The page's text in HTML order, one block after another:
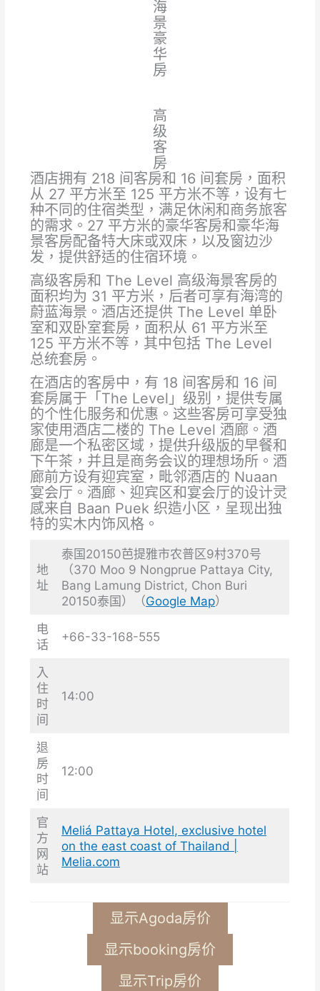
海
景
豪
华
房
高
级
客
房
酒店拥有 218 间客房和 16 间套房，面积
从 27 平方米至 125 平方米不等，设有七
种不同的住宿类型，满足休闲和商务旅客
的需求。27 平方米的豪华客房和豪华海
景客房配备特大床或双床，以及窗边沙
发，提供舒适的住宿环境。
高级客房和 The Level 高级海景客房的
面积均为 31 平方米，后者可享有海湾的
蔚蓝海景。酒店还提供 The Level 单卧
室和双卧室套房，面积从 61 平方米至
125 平方米不等，其中包括 The Level
总统套房。
在酒店的客房中，有 18 间客房和 16 间
套房属于「The Level」级别，提供专属
的个性化服务和优惠。这些客房可享受独
家使用酒店二楼的 The Level 酒廊。酒
廊是一个私密区域，提供升级版的早餐和
下午茶，并且是商务会议的理想场所。酒
廊前方设有迎宾室，毗邻酒店的 Nuaan
宴会厅。酒廊、迎宾区和宴会厅的设计灵
感来自 Baan Puek 织造小区，呈现出独
特的实木内饰风格。
地
址
泰国20150芭提雅市农普区9村370号
（370 Moo 9 Nongprue Pattaya City,
Bang Lamung District, Chon Buri
20150泰国）（Google Map）
电
话
+66-33-168-555
入
住
时
间
14:00
退
房
时
间
12:00
官
方
网
站
Meliá Pattaya Hotel, exclusive hotel
on the east coast of Thailand |
Melia.com
显示Agoda房价
显示booking房价
显示Trip房价